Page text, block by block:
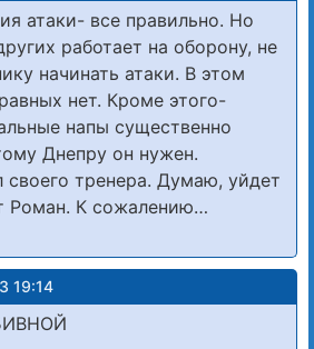
атаки- все правильно. Но
работает на оборону, не
начинать атаки. В этом
нет. Кроме этого-
напы существенно
Днепру он нужен.
своего тренера. Думаю, уйдет
Роман. К сожалению…
19:14